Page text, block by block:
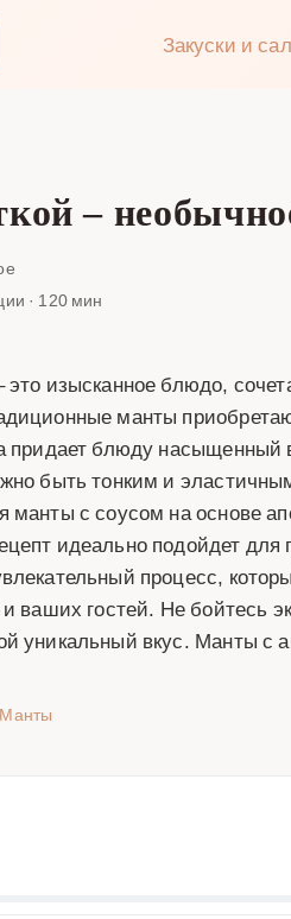
Закуски и
–
· 120 мин
изысканное блюдо,
манты
придает блюду насыщенный
быть тонким и
с соусом на основе
идеально подойдет для
процесс,
и ваших гостей. Не бойтесь
уникальный вкус. Манты с
Манты